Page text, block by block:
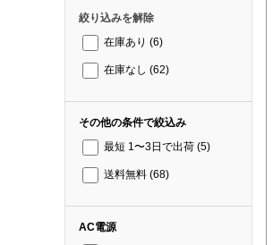
絞り込みを解除
在庫あり (6)
在庫なし (62)
その他の条件で絞込み
最短 1〜3日で出荷 (5)
送料無料 (68)
AC電源